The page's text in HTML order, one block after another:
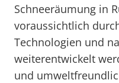
Schneeräumung in
voraussichtlich
Technologien und
weiterentwickelt
und